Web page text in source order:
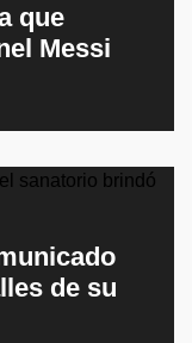
que
Messi
de su